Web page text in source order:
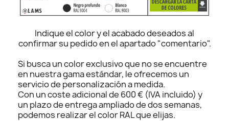
Indique el color y el acabado deseados al
confirmar su pedido en el apartado "comentario".
Si busca un color exclusivo que no se encuentre
en nuestra gama estándar, le ofrecemos un
servicio de personalización a medida.
Con un coste adicional de 600 € (IVA incluido) y
un plazo de entrega ampliado de dos semanas,
podemos realizar el color RAL que elijas.